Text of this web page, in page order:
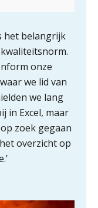
het belangrijk
onze
we lid van
we lang
in Excel, maar
zoek gegaan
overzicht op